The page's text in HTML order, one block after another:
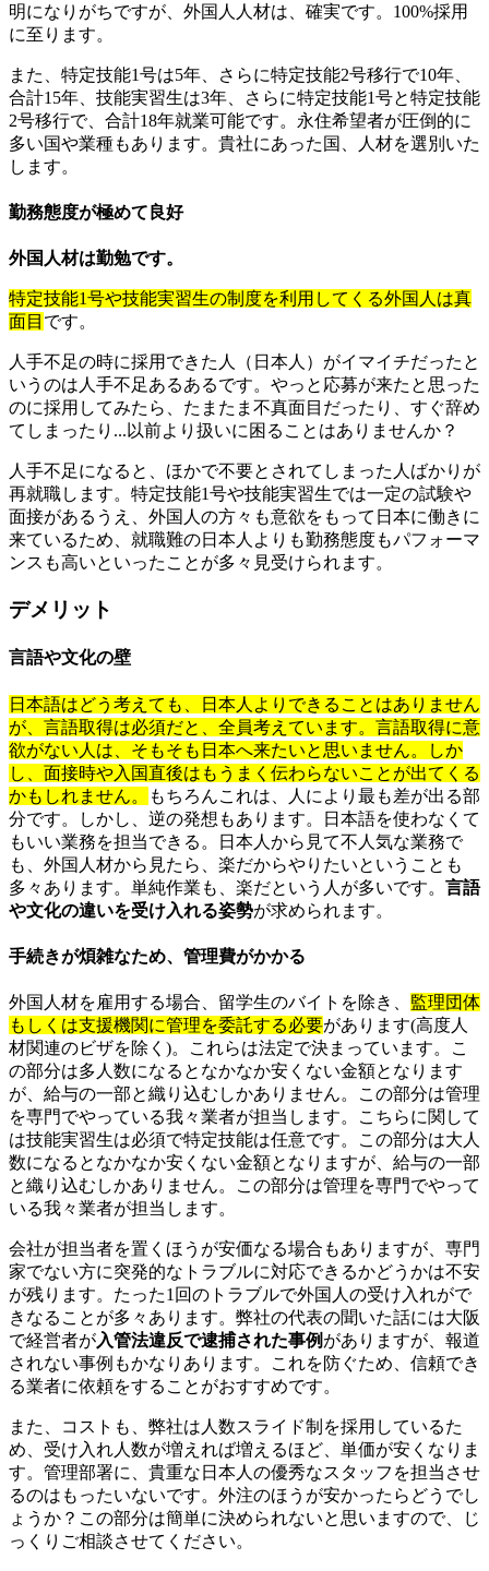
明になりがちですが、外国人人材は、確実です。100%採用
に至ります。
また、特定技能1号は5年、さらに特定技能2号移行で10年、
合計15年、技能実習生は3年、さらに特定技能1号と特定技能
2号移行で、合計18年就業可能です。永住希望者が圧倒的に
多い国や業種もあります。貴社にあった国、人材を選別いた
します。
勤務態度が極めて良好
外国人材は勤勉です。
特定技能1号や技能実習生の制度を利用してくる外国人は真
面目 です。
人手不足の時に採用できた人（日本人）がイマイチだったと
いうのは人手不足あるあるです。やっと応募が来たと思った
のに採用してみたら、たまたま不真面目だったり、すぐ辞め
てしまったり...以前より扱いに困ることはありませんか？
人手不足になると、ほかで不要とされてしまった人ばかりが
再就職します。特定技能1号や技能実習生では一定の試験や
面接があるうえ、外国人の方々も意欲をもって日本に働きに
来ているため、就職難の日本人よりも勤務態度もパフォーマ
ンスも高いといったことが多々見受けられます。
デメリット
言語や文化の壁
日本語はどう考えても、日本人よりできることはありません
が、言語取得は必須だと、全員考えています。言語取得に意
欲がない人は、そもそも日本へ来たいと思いません。しか
し、面接時や入国直後はもうまく伝わらないことが出てくる
かもしれません。
もちろんこれは、人により最も差が出る部
分です。しかし、逆の発想もあります。日本語を使わなくて
もいい業務を担当できる。日本人から見て不人気な業務で
も、外国人材から見たら、楽だからやりたいということも
多々あります。単純作業も、楽だという人が多いです。 言語
や文化の違いを受け入れる姿勢が求められます。
手続きが煩雑なため、管理費がかかる
外国人材を雇用する場合、留学生のバイトを除き、 監理団体
もしくは支援機関に管理を委託する必要があります(高度人
材関連のビザを除く)。これらは法定で決まっています。こ
の部分は多人数になるとなかなか安くない金額となります
が、給与の一部と織り込むしかありません。この部分は管理
を専門でやっている我々業者が担当します。こちらに関して
は技能実習生は必須で特定技能は任意です。この部分は大人
数になるとなかなか安くない金額となりますが、給与の一部
と織り込むしかありません。この部分は管理を専門でやって
いる我々業者が担当します。
会社が担当者を置くほうが安価なる場合もありますが、専門
家でない方に突発的なトラブルに対応できるかどうかは不安
が残ります。たった1回のトラブルで外国人の受け入れがで
きなることが多々あります。弊社の代表の聞いた話には大阪
で経営者が入管法違反で逮捕された事例 がありますが、報道
されない事例もかなりあります。これを防ぐため、信頼でき
る業者に依頼をすることがおすすめです。
また、コストも、弊社は人数スライド制を採用しているた
め、受け入れ人数が増えれば増えるほど、単価が安くなりま
す。管理部署に、貴重な日本人の優秀なスタッフを担当させ
るのはもったいないです。外注のほうが安かったらどうでし
ょうか？この部分は簡単に決められないと思いますので、じ
っくりご相談させてください。